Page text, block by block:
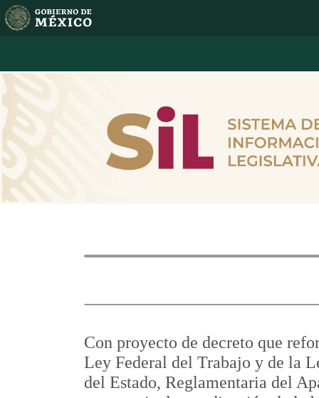
Con proyecto de decreto que
Ley Federal del Trabajo y de la
del Estado, Reglamentaria del